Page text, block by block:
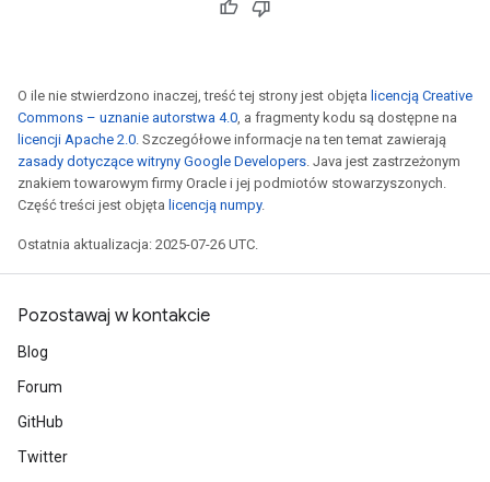
O ile nie stwierdzono inaczej, treść tej strony jest objęta licencją Creative
Commons – uznanie autorstwa 4.0, a fragmenty kodu są dostępne na
licencji Apache 2.0. Szczegółowe informacje na ten temat zawierają
zasady dotyczące witryny Google Developers. Java jest zastrzeżonym
znakiem towarowym firmy Oracle i jej podmiotów stowarzyszonych.
Część treści jest objęta licencją numpy.
Ostatnia aktualizacja: 2025-07-26 UTC.
Pozostawaj w kontakcie
Blog
Forum
GitHub
Twitter